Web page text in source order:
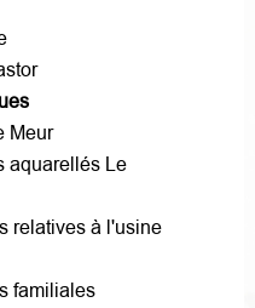
Meur
aquarellés Le
relatives à l'usine
familiales